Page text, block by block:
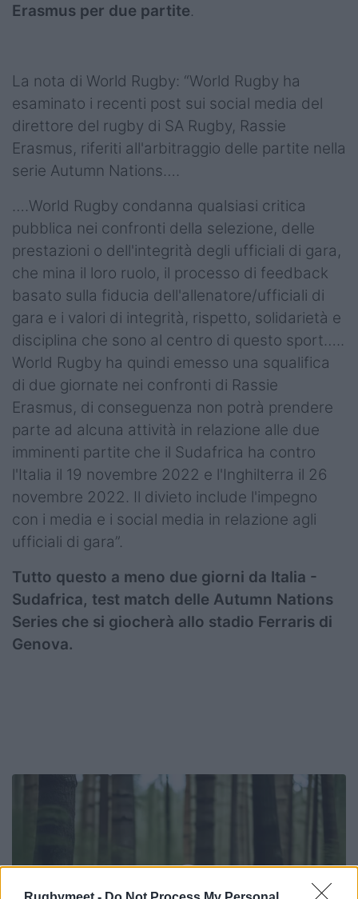
Erasmus per due partite.
La nota di World Rugby: “World Rugby ha
esaminato i recenti post sui social media del
direttore del rugby di SA Rugby, Rassie
Erasmus, riferiti all'arbitraggio delle partite nella
serie Autumn Nations….
….World Rugby condanna qualsiasi critica
pubblica nei confronti della selezione, delle
prestazioni o dell'integrità degli ufficiali di gara,
che mina il loro ruolo, il processo di feedback
basato sulla fiducia dell'allenatore/ufficiali di
gara e i valori di integrità, rispetto, solidarietà e
disciplina che sono al centro di questo sport…..
World Rugby ha quindi emesso una squalifica
di due giornate nei confronti di Rassie
Erasmus, di conseguenza non potrà prendere
parte ad alcuna attività in relazione alle due
imminenti partite che il Sudafrica ha contro
l'Italia il 19 novembre 2022 e l'Inghilterra il 26
novembre 2022. Il divieto include l'impegno
con i media e i social media in relazione agli
ufficiali di gara”.
Tutto questo a meno due giorni da Italia -
Sudafrica, test match delle Autumn Nations
Series che si giocherà allo stadio Ferraris di
Genova.